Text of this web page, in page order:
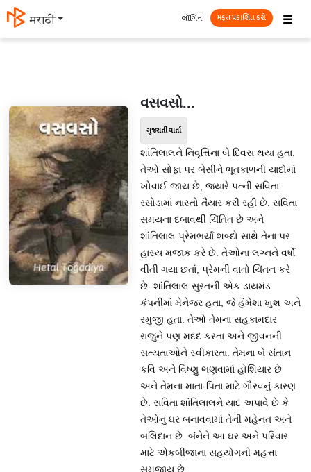
मराठी ☰
લૉગિન મફત પ્રકાશિત કરો
વસવસો...
ગુજરાતી વાર્તા
શાંતિલાલને નિવૃત્તિના બે દિવસ થયા હતા.
તેઓ સોફા પર બેસીને ભૂતકાળની યાદોમાં
ખોવાઈ જાય છે, જ્યારે પત્ની સવિતા
રસોડામાં નાસ્તો તૈયાર કરી રહી છે. સવિતા
સમયના દબાવથી ચિંતિત છે અને
શાંતિલાલ પ્રેમભર્યા શબ્દો સાથે તેના પર
હાસ્ય મજાક કરે છે. તેઓના લગ્નને વર્ષો
વીતી ગયા છતાં, પ્રેમની વાતો ચિંતન કરે
છે. શાંતિલાલ સુરતની એક ડાયમંડ
કંપનીમાં મેનેજર હતા, જે હંમેશા ખુશ અને
રમુજી હતા. તેઓ તેમના સહકામદાર
રાજુને પણ મદદ કરતા અને જીવનની
સત્યતાઓને સ્વીકારતા. તેમના બે સંતાન
કવિ અને વિષ્ણુ ભણવામાં હોશિયાર છે
અને તેમના માતા-પિતા માટે ગૌરવનું કારણ
છે. સવિતા શાંતિલાલને યાદ અપાવે છે કે
તેઓનું ઘર બનાવવામાં તેની મહેનત અને
બલિદાન છે. બંનેને આ ઘર અને પરિવાર
માટે એકબીજાના સહયોગની મહત્તા
સમજાય છે.